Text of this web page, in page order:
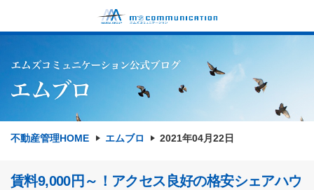
不動産管理HOME エムブロ 2021年04月22日
賃料9,000円～！アクセス良好の格安シェアハウ